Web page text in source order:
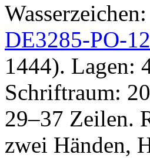
DE3285-PO-
1444). Lagen:
Schriftraum:
29–37 Zeilen.
zwei Händen,